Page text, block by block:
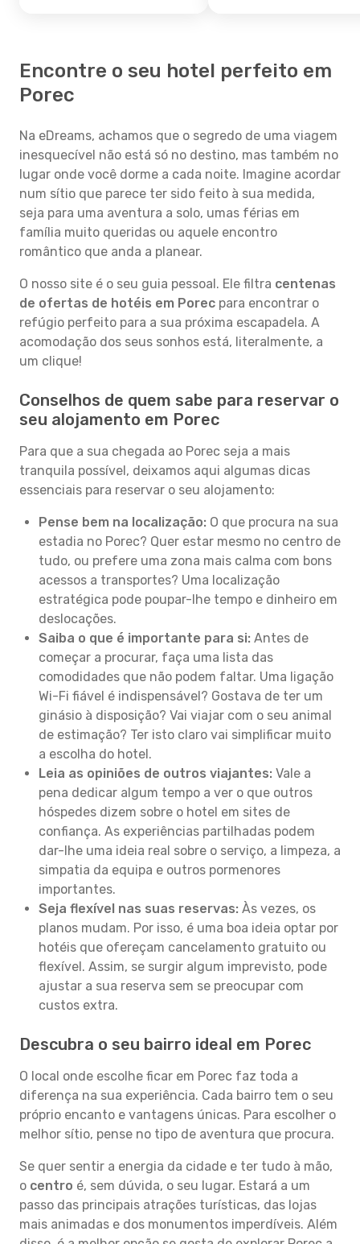
Encontre o seu hotel perfeito em
Porec
Na eDreams, achamos que o segredo de uma viagem
inesquecível não está só no destino, mas também no
lugar onde você dorme a cada noite. Imagine acordar
num sítio que parece ter sido feito à sua medida,
seja para uma aventura a solo, umas férias em
família muito queridas ou aquele encontro
romântico que anda a planear.
O nosso site é o seu guia pessoal. Ele filtra centenas
de ofertas de hotéis em Porec para encontrar o
refúgio perfeito para a sua próxima escapadela. A
acomodação dos seus sonhos está, literalmente, a
um clique!
Conselhos de quem sabe para reservar o
seu alojamento em Porec
Para que a sua chegada ao Porec seja a mais
tranquila possível, deixamos aqui algumas dicas
essenciais para reservar o seu alojamento:
Pense bem na localização: O que procura na sua
estadia no Porec? Quer estar mesmo no centro de
tudo, ou prefere uma zona mais calma com bons
acessos a transportes? Uma localização
estratégica pode poupar-lhe tempo e dinheiro em
deslocações.
Saiba o que é importante para si: Antes de
começar a procurar, faça uma lista das
comodidades que não podem faltar. Uma ligação
Wi-Fi fiável é indispensável? Gostava de ter um
ginásio à disposição? Vai viajar com o seu animal
de estimação? Ter isto claro vai simplificar muito
a escolha do hotel.
Leia as opiniões de outros viajantes: Vale a
pena dedicar algum tempo a ver o que outros
hóspedes dizem sobre o hotel em sites de
confiança. As experiências partilhadas podem
dar-lhe uma ideia real sobre o serviço, a limpeza, a
simpatia da equipa e outros pormenores
importantes.
Seja flexível nas suas reservas: Às vezes, os
planos mudam. Por isso, é uma boa ideia optar por
hotéis que ofereçam cancelamento gratuito ou
flexível. Assim, se surgir algum imprevisto, pode
ajustar a sua reserva sem se preocupar com
custos extra.
Descubra o seu bairro ideal em Porec
O local onde escolhe ficar em Porec faz toda a
diferença na sua experiência. Cada bairro tem o seu
próprio encanto e vantagens únicas. Para escolher o
melhor sítio, pense no tipo de aventura que procura.
Se quer sentir a energia da cidade e ter tudo à mão,
o centro é, sem dúvida, o seu lugar. Estará a um
passo das principais atrações turísticas, das lojas
mais animadas e dos monumentos imperdíveis. Além